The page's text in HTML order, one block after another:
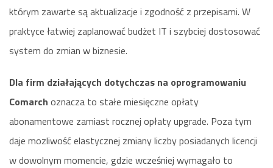
którym zawarte są aktualizacje i zgodność z przepisami. W
praktyce łatwiej zaplanować budżet IT i szybciej dostosować
system do zmian w biznesie.
Dla firm działających dotychczas na oprogramowaniu
Comarch oznacza to stałe miesięczne opłaty
abonamentowe zamiast rocznej opłaty upgrade. Poza tym
daje mozliwość elastycznej zmiany liczby posiadanych licencji
w dowolnym momencie, gdzie wcześniej wymagało to